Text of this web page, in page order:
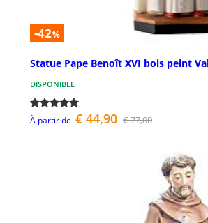
-42%
Statue Pape Benoît XVI bois peint
DISPONIBLE
À partir de € 44,90 € 77,00